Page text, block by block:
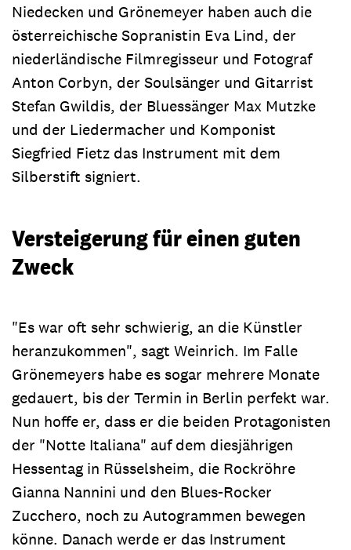
Niedecken und Grönemeyer haben auch die
österreichische Sopranistin Eva Lind, der
niederländische Filmregisseur und Fotograf
Anton Corbyn, der Soulsänger und Gitarrist
Stefan Gwildis, der Bluessänger Max Mutzke
und der Liedermacher und Komponist
Siegfried Fietz das Instrument mit dem
Silberstift signiert.
Versteigerung für einen guten
Zweck
"Es war oft sehr schwierig, an die Künstler
heranzukommen", sagt Weinrich. Im Falle
Grönemeyers habe es sogar mehrere Monate
gedauert, bis der Termin in Berlin perfekt war.
Nun hoffe er, dass er die beiden Protagonisten
der "Notte Italiana" auf dem diesjährigen
Hessentag in Rüsselsheim, die Rockröhre
Gianna Nannini und den Blues-Rocker
Zucchero, noch zu Autogrammen bewegen
könne. Danach werde er das Instrument